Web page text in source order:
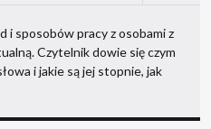
i sposobów pracy z osobami z
Czytelnik dowie się czym
i jakie są jej stopnie, jak